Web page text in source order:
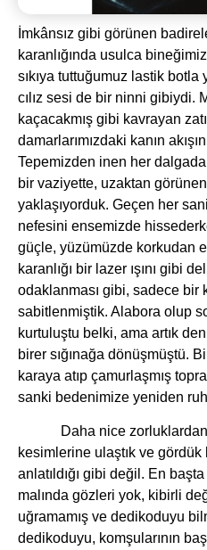
İmkânsız gibi görünen
karanlığında usulca
sıkıya tuttuğumuz lastik
cılız sesi de bir ninni gibiydi.
kaçacakmış gibi kavrayan
damarlarımızdaki kanın
Tepemizden inen her
bir vaziyette, uzaktan
yaklaşıyorduk. Geçen her
nefesini ensemizde
güçle, yüzümüzde korkudan
karanlığı bir lazer ışını gibi
odaklanması gibi, sadece bir
sabitlenmiştik. Alabora olup
kurtuluştu belki, ama artık
birer sığınağa dönüşmüştü.
karaya atıp çamurlaşmış
sanki bedenimize yeniden
Daha nice zorluklardan
kesimlerine ulaştık ve
anlatıldığı gibi değil. En
malında gözleri yok, kibirli
uğramamış ve dedikoduyu
dedikoduyu, komşularının